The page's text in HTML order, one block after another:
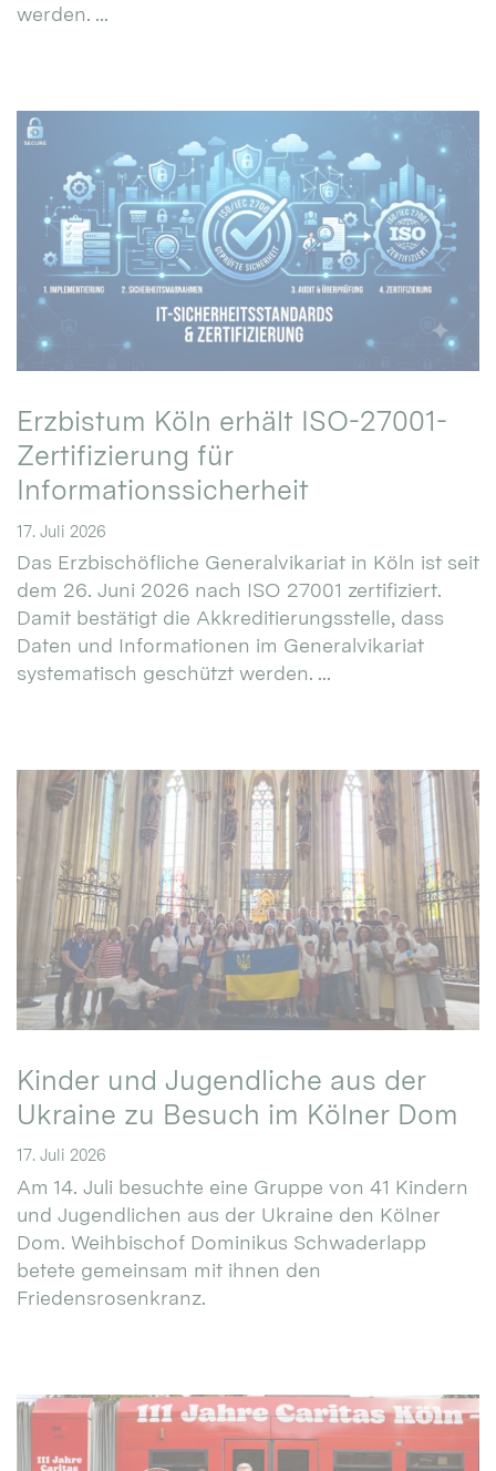
werden. ...
Erzbistum Köln erhält ISO-27001-
Zertifizierung für
Informationssicherheit
17. Juli 2026
Das Erzbischöfliche Generalvikariat in Köln ist seit
dem 26. Juni 2026 nach ISO 27001 zertifiziert.
Damit bestätigt die Akkreditierungsstelle, dass
Daten und Informationen im Generalvikariat
systematisch geschützt werden. ...
Kinder und Jugendliche aus der
Ukraine zu Besuch im Kölner Dom
17. Juli 2026
Am 14. Juli besuchte eine Gruppe von 41 Kindern
und Jugendlichen aus der Ukraine den Kölner
Dom. Weihbischof Dominikus Schwaderlapp
betete gemeinsam mit ihnen den
Friedensrosenkranz.